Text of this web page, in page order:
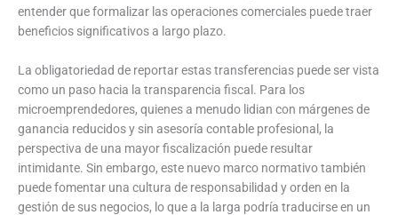
entender que formalizar las operaciones comerciales puede traer
beneficios significativos a largo plazo.
La obligatoriedad de reportar estas transferencias puede ser vista
como un paso hacia la transparencia fiscal. Para los
microemprendedores, quienes a menudo lidian con márgenes de
ganancia reducidos y sin asesoría contable profesional, la
perspectiva de una mayor fiscalización puede resultar
intimidante. Sin embargo, este nuevo marco normativo también
puede fomentar una cultura de responsabilidad y orden en la
gestión de sus negocios, lo que a la larga podría traducirse en un